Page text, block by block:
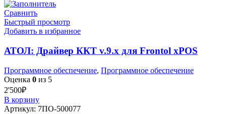
Сравнить
Быстрый просмотр
Добавить в избранное
АТОЛ: Драйвер ККТ v.9.x для Frontol xPOS
Программное обеспечение, Программное обеспечение
Оценка 0 из 5
2'500₽
В корзину
Артикул: 7ПО-500077